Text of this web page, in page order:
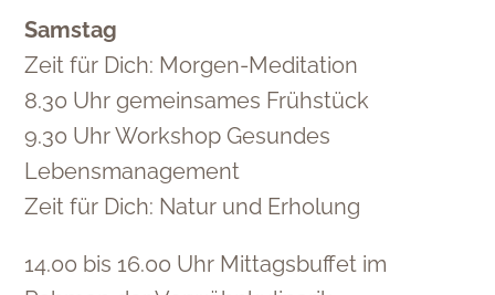
Samstag
Zeit für Dich: Morgen-Meditation
8.30 Uhr gemeinsames Frühstück
9.30 Uhr Workshop Gesundes
Lebensmanagement
Zeit für Dich: Natur und Erholung
14.00 bis 16.00 Uhr Mittagsbuffet im